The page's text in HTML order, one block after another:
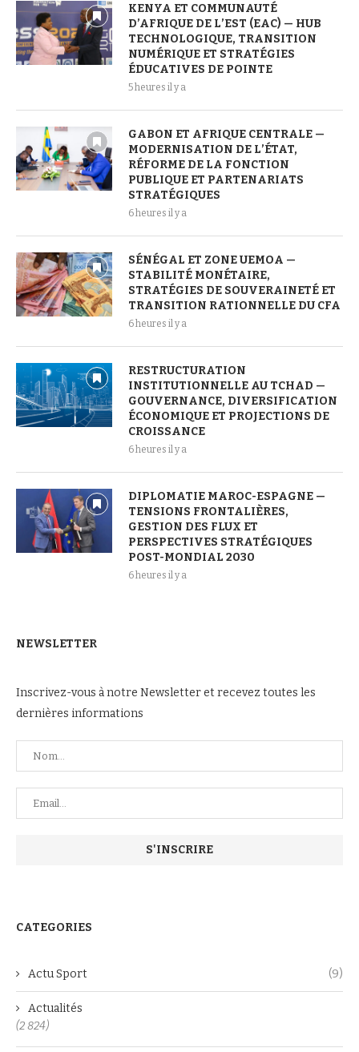
KENYA ET COMMUNAUTÉ
D’AFRIQUE DE L’EST (EAC) — HUB
TECHNOLOGIQUE, TRANSITION
NUMÉRIQUE ET STRATÉGIES
ÉDUCATIVES DE POINTE
5 heures il y a
GABON ET AFRIQUE CENTRALE —
MODERNISATION DE L’ÉTAT,
RÉFORME DE LA FONCTION
PUBLIQUE ET PARTENARIATS
STRATÉGIQUES
6 heures il y a
SÉNÉGAL ET ZONE UEMOA —
STABILITÉ MONÉTAIRE,
STRATÉGIES DE SOUVERAINETÉ ET
TRANSITION RATIONNELLE DU CFA
6 heures il y a
RESTRUCTURATION
INSTITUTIONNELLE AU TCHAD —
GOUVERNANCE, DIVERSIFICATION
ÉCONOMIQUE ET PROJECTIONS DE
CROISSANCE
6 heures il y a
DIPLOMATIE MAROC-ESPAGNE —
TENSIONS FRONTALIÈRES,
GESTION DES FLUX ET
PERSPECTIVES STRATÉGIQUES
POST-MONDIAL 2030
6 heures il y a
NEWSLETTER
Inscrivez-vous à notre Newsletter et recevez toutes les
dernières informations
CATEGORIES
Actu Sport (9)
Actualités
(2 824)